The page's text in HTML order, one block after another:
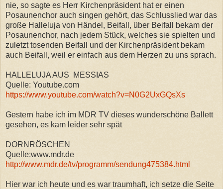
nie, so sagte es Herr Kirchenpräsident hat er einen
Posaunenchor auch singen gehört, das Schlusslied war das
große Halleluja von Händel, Beifall, über Beifall bekam der
Posaunenchor, nach jedem Stück, welches sie spielten und
zuletzt tosenden Beifall und der Kirchenpräsident bekam
auch Beifall, weil er einfach aus dem Herzen zu uns sprach.
HALLELUJA AUS MESSIAS
Quelle: Youtube.com
https://www.youtube.com/watch?v=N0G2UxGQsXs
Gestern habe ich im MDR TV dieses wunderschöne Ballett
gesehen, es kam leider sehr spät
DORNRÖSCHEN
Quelle:www.mdr.de
http://www.mdr.de/tv/programm/sendung475384.html
Hier war ich heute und es war traumhaft, ich setze die Seite